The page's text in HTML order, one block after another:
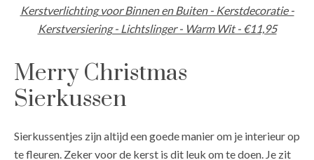
Kerstverlichting voor Binnen en Buiten - Kerstdecoratie -
Kerstversiering - Lichtslinger - Warm Wit - €11,95
Merry Christmas
Sierkussen
Sierkussentjes zijn altijd een goede manier om je interieur op
te fleuren. Zeker voor de kerst is dit leuk om te doen. Je zit